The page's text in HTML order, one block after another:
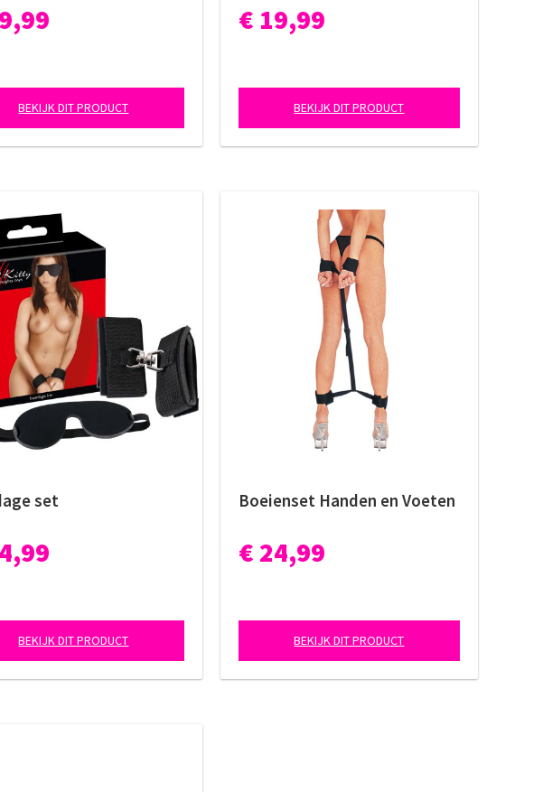
BEKIJK DIT PRODUCT
Velvet
€ 19,99
BEKIJK DIT PRODUCT
set
BEKIJK DIT PRODUCT
Boeienset Handen en Voeten
€ 24,99
BEKIJK DIT PRODUCT